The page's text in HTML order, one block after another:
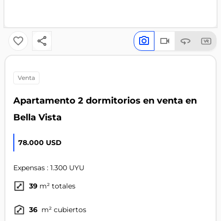
venta
Apartamento 2 dormitorios en venta en
Bella Vista
78.000 USD
Expensas : 1.300 UYU
39 m² totales
36 m² cubiertos